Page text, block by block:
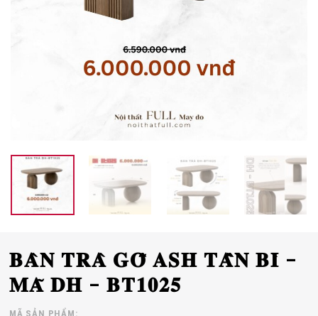
𝐁𝐀̀𝐍 𝐓𝐑𝐀̀ 𝐆𝐎̂̃ 𝐀𝐒𝐇 𝐓𝐀̂̀𝐍 𝐁𝐈̀ –
𝐌𝐀̃ 𝐃𝐇 – 𝐁𝐓𝟏𝟎𝟐𝟓
MÃ SẢN PHẨM: